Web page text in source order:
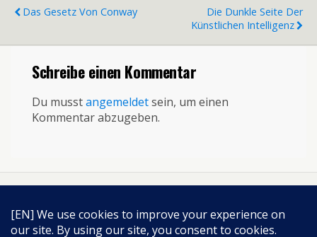
Das Gesetz Von Conway
Die Dunkle Seite Der
Künstlichen Intelligenz
Schreibe einen Kommentar
Du musstangemeldetsein, um einen
Kommentar abzugeben.
Zum Seitenanfang